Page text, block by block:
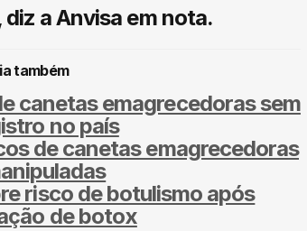
a Anvisa em nota.
também
canetas emagrecedoras sem
no país
de canetas emagrecedoras
risco de botulismo após
de botox